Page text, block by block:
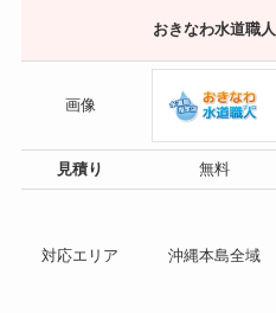
おきなわ水道職人
画像
見積り 無料
対応エリア 沖縄本島全域